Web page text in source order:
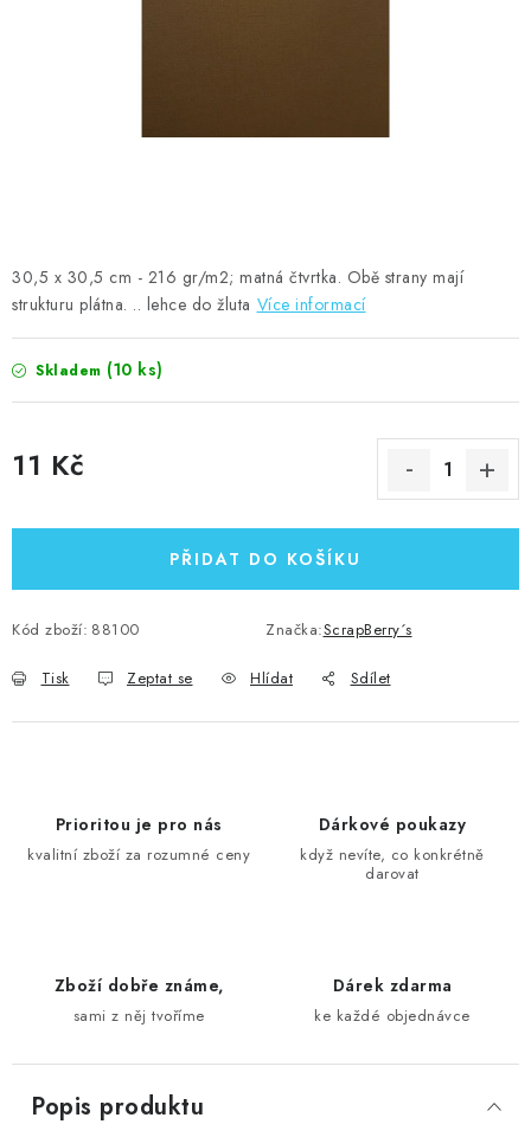
30,5 x 30,5 cm - 216 gr/m2; matná čtvrtka. Obě strany mají
strukturu plátna. .. lehce do žluta Více informací
Skladem (10 ks)
11 Kč
PŘIDAT DO KOŠÍKU
Kód zboží: 88100 Značka:ScrapBerry´s
Tisk Zeptat se Hlídat Sdílet
Prioritou je pro nás
kvalitní zboží za rozumné ceny
Dárkové poukazy
když nevíte, co konkrétně
darovat
Zboží dobře známe,
sami z něj tvoříme
Dárek zdarma
ke každé objednávce
Popis produktu